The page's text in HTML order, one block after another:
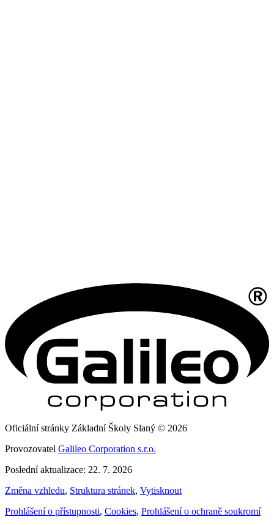
Oficiální stránky Základní Školy Slaný © 2026
Provozovatel Galileo Corporation s.r.o.
Poslední aktualizace: 22. 7. 2026
Změna vzhledu, Struktura stránek, Vytisknout
Prohlášení o přístupnosti, Cookies, Prohlášení o ochraně soukromí